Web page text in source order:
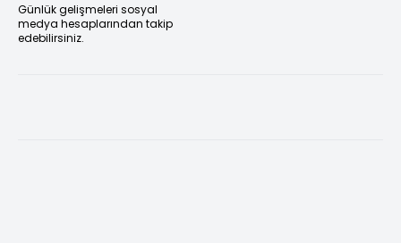
Günlük gelişmeleri sosyal
medya hesaplarından takip
edebilirsiniz.